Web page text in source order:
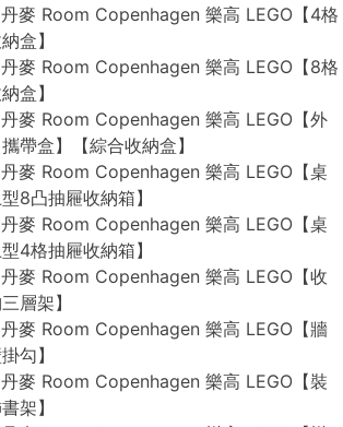
麥 Room Copenhagen 樂高 LEGO【4格
盒】
麥 Room Copenhagen 樂高 LEGO【8格
盒】
麥 Room Copenhagen 樂高 LEGO【外
帶盒】【綜合收納盒】
麥 Room Copenhagen 樂高 LEGO【桌
8凸抽屜收納箱】
麥 Room Copenhagen 樂高 LEGO【桌
4格抽屜收納箱】
麥 Room Copenhagen 樂高 LEGO【收
層架】
麥 Room Copenhagen 樂高 LEGO【牆
勾】
麥 Room Copenhagen 樂高 LEGO【裝
架】